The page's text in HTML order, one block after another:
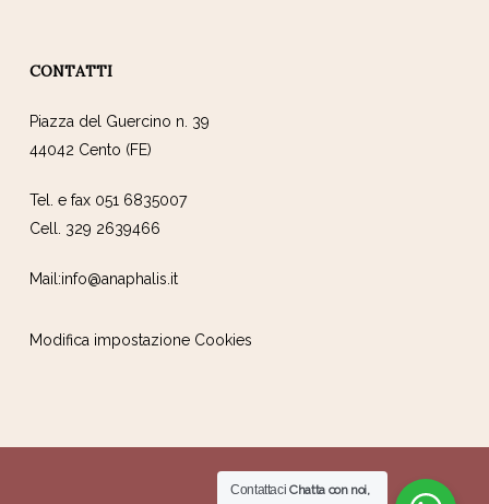
CONTATTI
Piazza del Guercino n. 39
44042 Cento (FE)
Tel. e fax 051 6835007
Cell. 329 2639466
Mail:info@anaphalis.it
Modifica impostazione Cookies
ContattaciChatta con noi,